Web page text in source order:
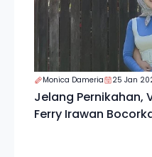
Monica Dameria 25 Jan
Jelang Pernikahan,
Ferry Irawan